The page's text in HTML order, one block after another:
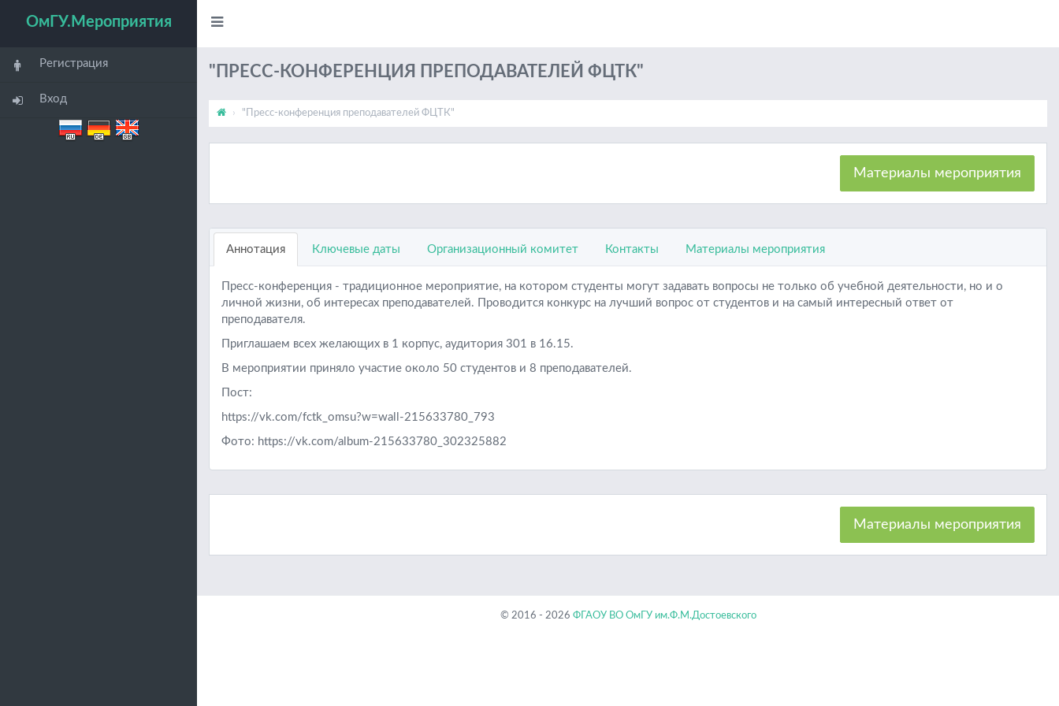
ОмГУ.Мероприятия
Регистрация
Вход
"ПРЕСС-КОНФЕРЕНЦИЯ ПРЕПОДАВАТЕЛЕЙ ФЦТК"
"Пресс-конференция преподавателей ФЦТК"
Материалы мероприятия
Аннотация Ключевые даты Организационный комитет Контакты Материалы мероприятия
Пресс-конференция - традиционное мероприятие, на котором студенты могут задавать вопросы не только об учебной деятельности, но и о
личной жизни, об интересах преподавателей. Проводится конкурс на лучший вопрос от студентов и на самый интересный ответ от
преподавателя.
Приглашаем всех желающих в 1 корпус, аудитория 301 в 16.15.
В мероприятии приняло участие около 50 студентов и 8 преподавателей.
Пост:
https://vk.com/fctk_omsu?w=wall-215633780_793
Фото: https://vk.com/album-215633780_302325882
Материалы мероприятия
© 2016 - 2026 ФГАОУ ВО ОмГУ им.Ф.М.Достоевского